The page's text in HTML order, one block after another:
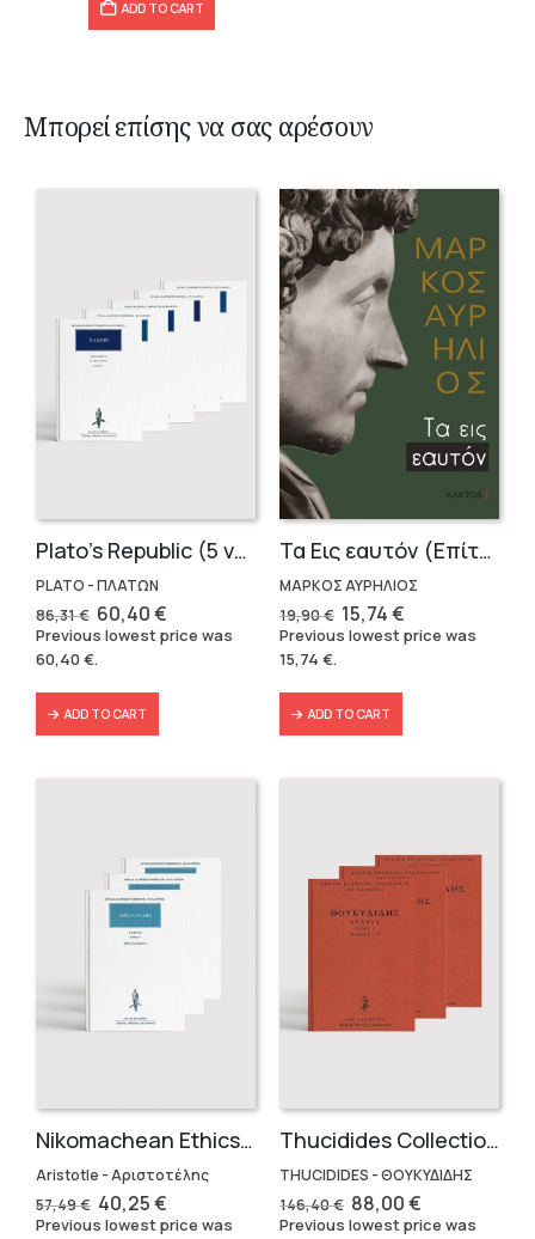
ADD TO CART
Μπορεί επίσης να σας αρέσουν
Plato’s Republic (5 volumes)
PLATO - ΠΛΑΤΩΝ
86,31€ Original
price
was:
86,31 €.
60,40€Current
price
is:
Previous lowest price was
60,40€.
ADD TO CART
Τα Εις εαυτόν (Επίτομο) – Μάρκος Αυρήλιος
ΜΑΡΚΟΣ ΑΥΡΗΛΙΟΣ
19,90€ Original
price
was:
15,74€Current
price
is:
Previous lowest price was
15,74 €.
ADD TO CART
Nikomachean Ethics (3 volumes)
Aristotle - Αριστοτέλης
57,49€ Original
price
40,25€Current
price
Previous lowest price was
Thucidides Collection – Hardbound Edition (4 volumes)
THUCIDIDES - ΘΟΥΚΥΔΙΔΗΣ
146,40€ Original
price
88,00€Current
price
Previous lowest price was